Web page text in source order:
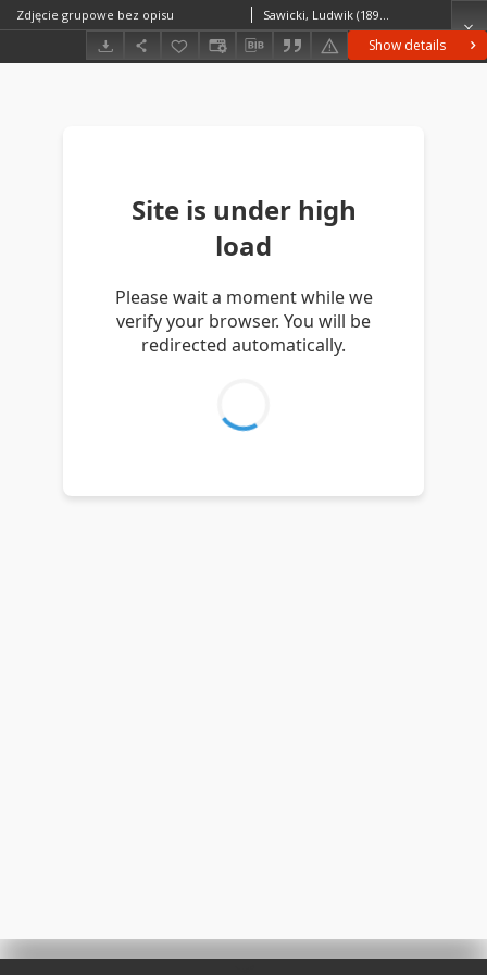
Show details
Zdjęcie grupowe bez opisu Sawicki, Ludwik (1893–1972)